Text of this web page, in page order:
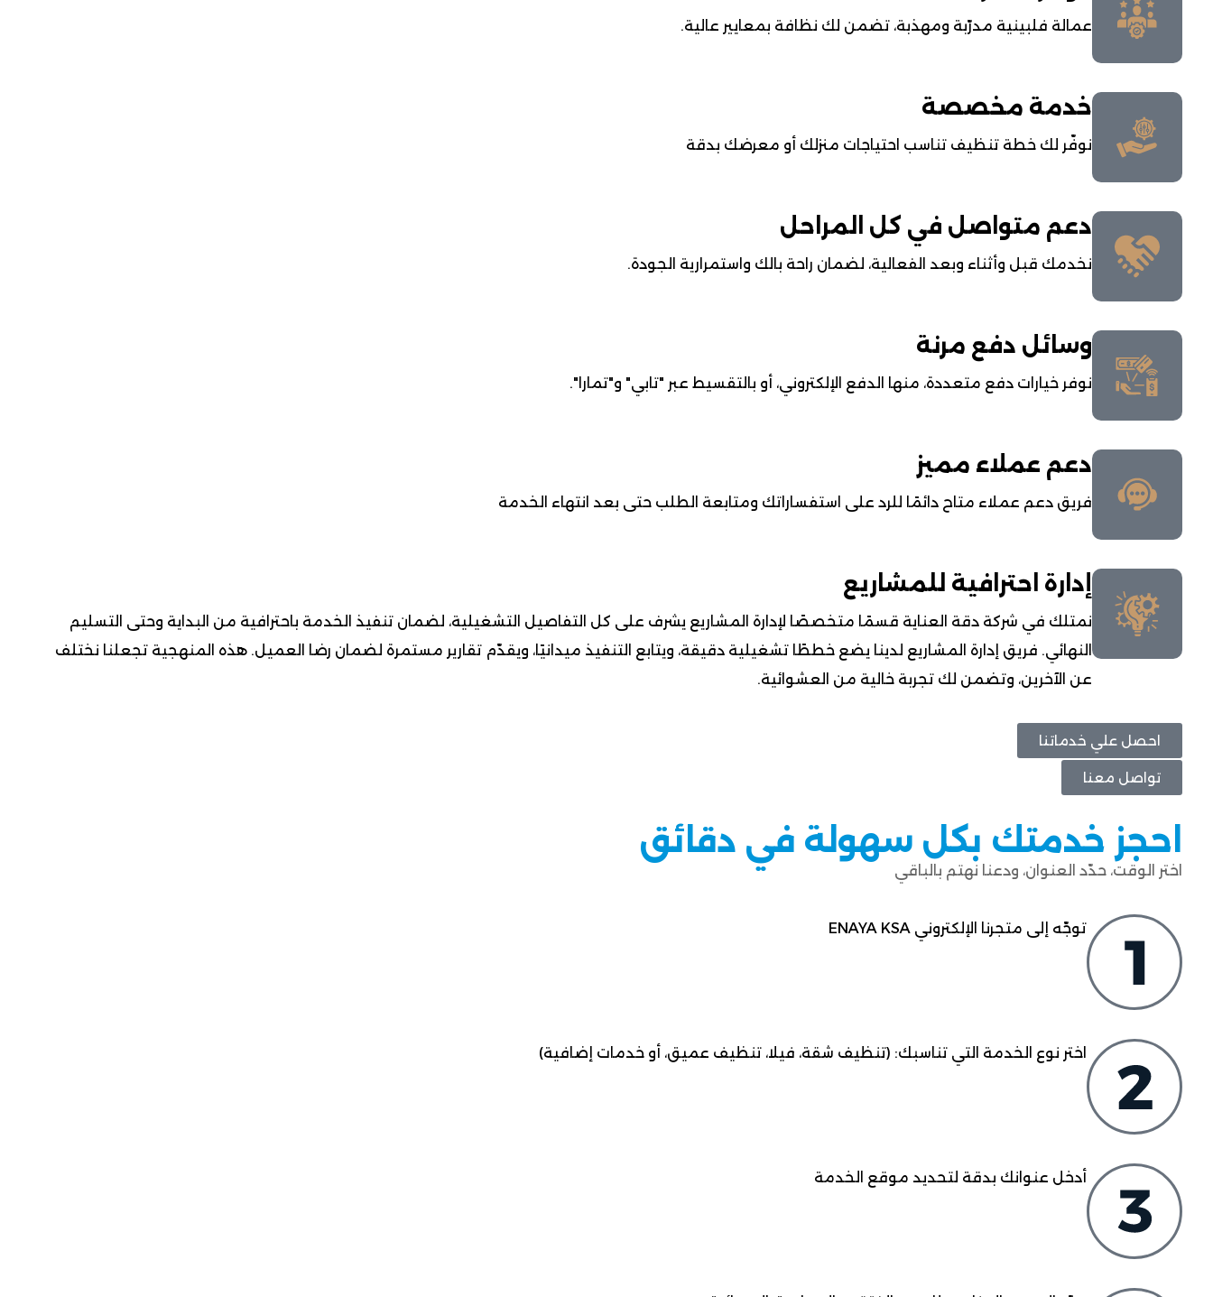
عمالة فلبينية مدرّبة ومهذبة، تضمن لك نظافة بمعايير عالية.
خدمة مخصصة
نوفّر لك خطة تنظيف تناسب احتياجات منزلك أو معرضك بدقة
دعم متواصل في كل المراحل
نخدمك قبل وأثناء وبعد الفعالية، لضمان راحة بالك واستمرارية الجودة.
وسائل دفع مرنة
نوفر خيارات دفع متعددة، منها الدفع الإلكتروني، أو بالتقسيط عبر "تابي" و"تمارا".
دعم عملاء مميز
فريق دعم عملاء متاح دائمًا للرد على استفساراتك ومتابعة الطلب حتى بعد انتهاء الخدمة
إدارة احترافية للمشاريع
نمتلك في شركة دقة العناية قسمًا متخصصًا لإدارة المشاريع يشرف على كل التفاصيل التشغيلية، لضمان تنفيذ الخدمة باحترافية من البداية وحتى التسليم
النهائي. فريق إدارة المشاريع لدينا يضع خططًا تشغيلية دقيقة، ويتابع التنفيذ ميدانيًا، ويقدّم تقارير مستمرة لضمان رضا العميل. هذه المنهجية تجعلنا نختلف
عن الآخرين، وتضمن لك تجربة خالية من العشوائية.
احصل علي خدماتنا
تواصل معنا
احجز خدمتك بكل سهولة في دقائق
اختر الوقت، حدّد العنوان، ودعنا نهتم بالباقي
توجّه إلى متجرنا الإلكتروني ENAYA KSA
اختر نوع الخدمة التي تناسبك: (تنظيف شقة، فيلا، تنظيف عميق، أو خدمات إضافية)
أدخل عنوانك بدقة لتحديد موقع الخدمة